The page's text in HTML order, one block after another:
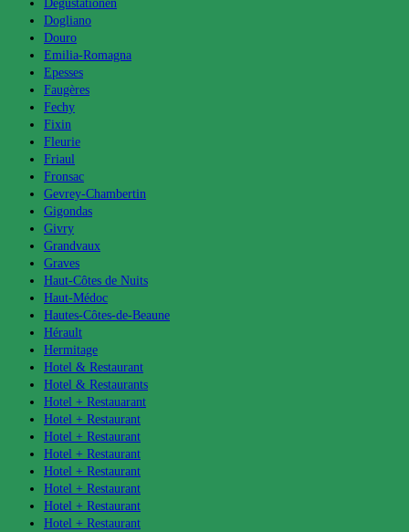
Degustationen
Dogliano
Douro
Emilia-Romagna
Epesses
Faugères
Fechy
Fixin
Fleurie
Friaul
Fronsac
Gevrey-Chambertin
Gigondas
Givry
Grandvaux
Graves
Haut-Côtes de Nuits
Haut-Médoc
Hautes-Côtes-de-Beaune
Hérault
Hermitage
Hotel & Restaurant
Hotel & Restaurants
Hotel + Restauarant
Hotel + Restaurant
Hotel + Restaurant
Hotel + Restaurant
Hotel + Restaurant
Hotel + Restaurant
Hotel + Restaurant
Hotel + Restaurant